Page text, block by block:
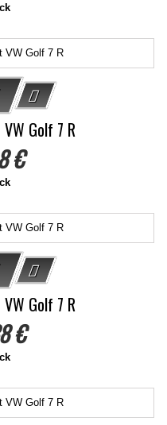
Golf 7 R
€
Golf 7 R
€